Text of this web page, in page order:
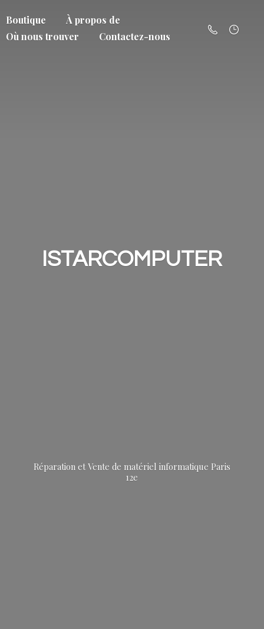
Boutique
À propos de
Où nous trouver
Contactez-nous
ISTARCOMPUTER
Réparation et Vente de matériel informatique Paris
12e